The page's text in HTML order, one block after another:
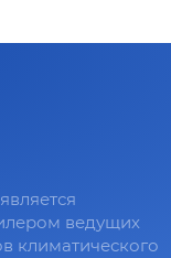
ведущих
климатического